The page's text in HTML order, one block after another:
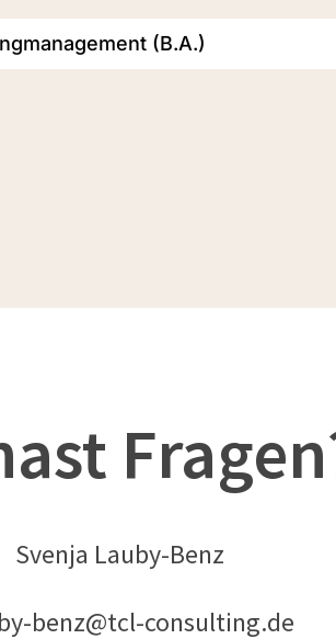
(B.A.)
Svenja Lauby-Benz
benz@tcl-consulting.de